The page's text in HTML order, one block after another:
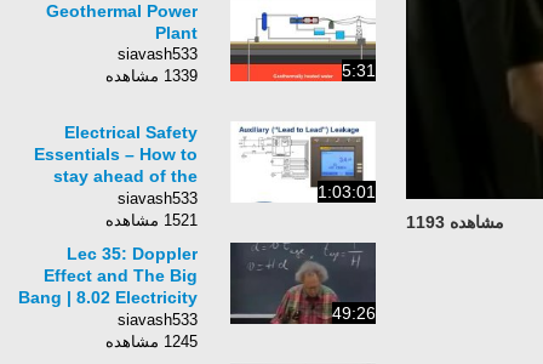
مشاهده 1193
5:31
Geothermal Power
Plant
siavash533
1339 مشاهده
1:03:01
Electrical Safety
Essentials – How to
stay ahead of the
curve
siavash533
1521 مشاهده
49:26
Lec 35: Doppler
Effect and The Big
Bang | 8.02 Electricity
and Magnetism,
Spring 2002 (Walter
siavash533
1245 مشاهده